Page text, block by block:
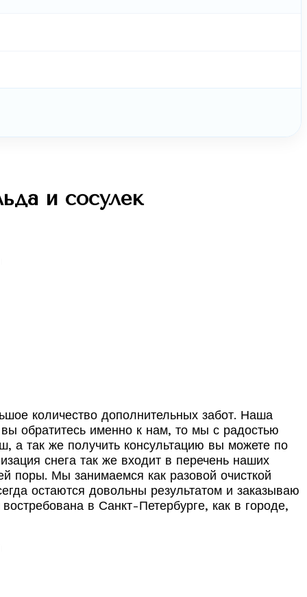
и сосулек
количество дополнительных забот. Наша
обратитесь именно к нам, то мы с радостью
а так же получить консультацию вы можете по
снега так же входит в перечень наших
поры. Мы занимаемся как разовой очисткой
остаются довольны результатом и заказываю
в Санкт-Петербурге, как в городе,